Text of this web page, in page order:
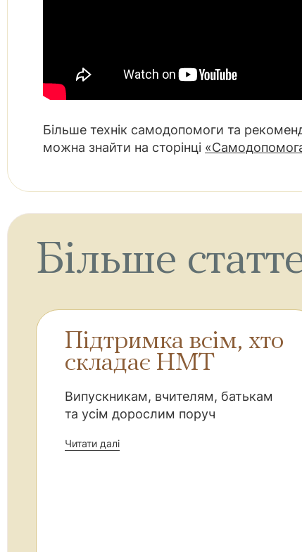
Більше технік самодопомоги та
можна знайти на сторінці
Більше
Підтримка всім, хто
складає НМТ
Випускникам, вчителям, батькам
та усім дорослим поруч
Читати далі